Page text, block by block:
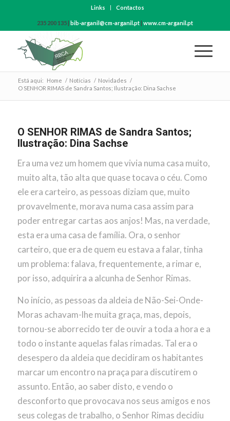
Links Contactos
235 200 135 | bib-arganil@cm-arganil.pt| www.cm-arganil.pt
Está aqui: Home / Notícias / Novidades /
O SENHOR RIMAS de Sandra Santos; Ilustração: Dina Sachse
O SENHOR RIMAS de Sandra Santos;
Ilustração: Dina Sachse
Era uma vez um homem que vivia numa casa muito,
muito alta, tão alta que quase tocava o céu. Como
ele era carteiro, as pessoas diziam que, muito
provavelmente, morava numa casa assim para
poder entregar cartas aos anjos! Mas, na verdade,
esta era uma casa de família. Ora, o senhor
carteiro, que era de quem eu estava a falar, tinha
um problema: falava, frequentemente, a rimar e,
por isso, adquirira a alcunha de Senhor Rimas.
No início, as pessoas da aldeia de Não-Sei-Onde-
Moras achavam-lhe muita graça, mas, depois,
tornou-se aborrecido ter de ouvir a toda a hora e a
todo o instante aquelas falas rimadas. Tal era o
desespero da aldeia que decidiram os habitantes
marcar um encontro na praça para discutirem o
assunto. Então, ao saber disto, e vendo o
desconforto que provocava nos seus amigos e nos
seus colegas de trabalho, o Senhor Rimas decidiu